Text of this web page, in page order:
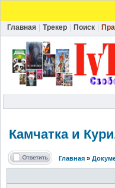
Главная Трекер Поиск
Камчатка и
Главная »